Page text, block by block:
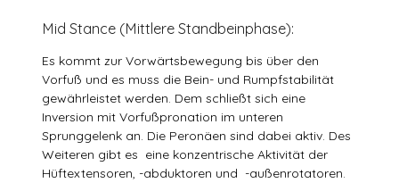
Mid Stance (Mittlere Standbeinphase):
Es kommt zur Vorwärtsbewegung bis über den
Vorfuß und es muss die Bein- und Rumpfstabilität
gewährleistet werden. Dem schließt sich eine
Inversion mit Vorfußpronation im unteren
Sprunggelenk an. Die Peronäen sind dabei aktiv. Des
Weiteren gibt es eine konzentrische Aktivität der
Hüftextensoren, -abduktoren und -außenrotatoren.